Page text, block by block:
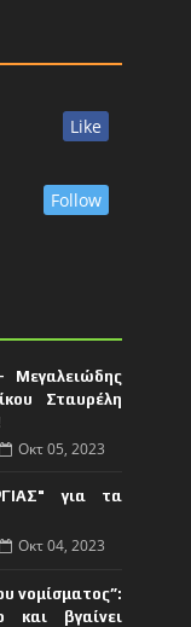
Like
Follow
Μεγαλειώδης
Σταυρέλη
Οκτ 05, 2023
για τα
Οκτ 04, 2023
νομίσματος”:
και βγαίνει